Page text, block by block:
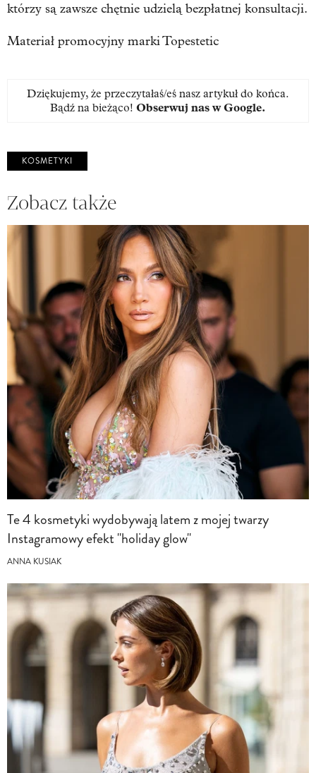
którzy są zawsze chętnie udzielą bezpłatnej konsultacji.
Materiał promocyjny marki Topestetic
Dziękujemy, że przeczytałaś/eś nasz artykuł do końca.
Bądź na bieżąco! Obserwuj nas w Google.
KOSMETYKI
Zobacz także
Te 4 kosmetyki wydobywają latem z mojej twarzy
Instagramowy efekt "holiday glow"
ANNA KUSIAK